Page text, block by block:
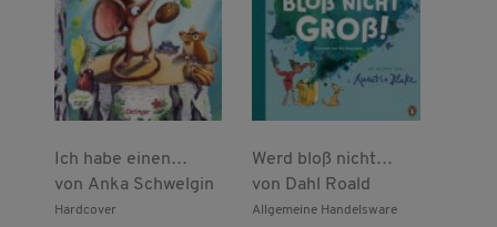
Ich habe einen
Traum, sagte die
kleine Waldmaus
von Anka Schwelgin
Hardcover
Werd bloß nicht
groß!
von Dahl Roald
Allgemeine Handelsware